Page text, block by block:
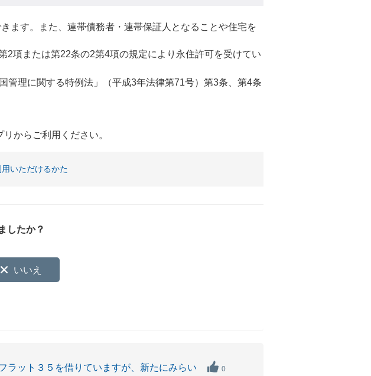
ます。また、連帯債務者・連帯保証人となることや住宅を
2項または第22条の2第4項の規定により永住許可を受けてい
管理に関する特例法」（平成3年法律第71号）第3条、第4条
からご利用ください。
用いただけるかた
したか？
いいえ
ラット３５を借りていますが、新たにみらい
0